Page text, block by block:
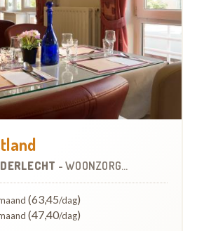
- WOONZORGCENTRUM (WZC)
(63,45/dag)
(47,40/dag)